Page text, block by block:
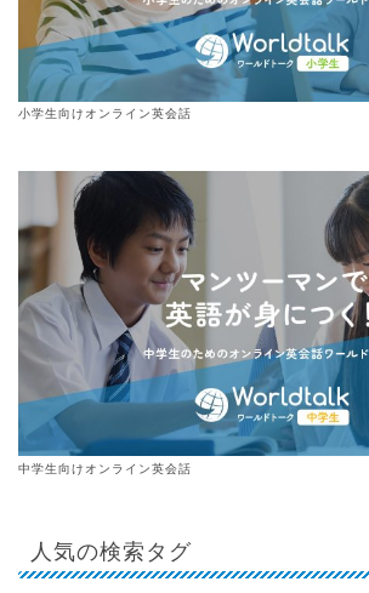
小学生向けオンライン英会話
中学生向けオンライン英会話
人気の検索タグ